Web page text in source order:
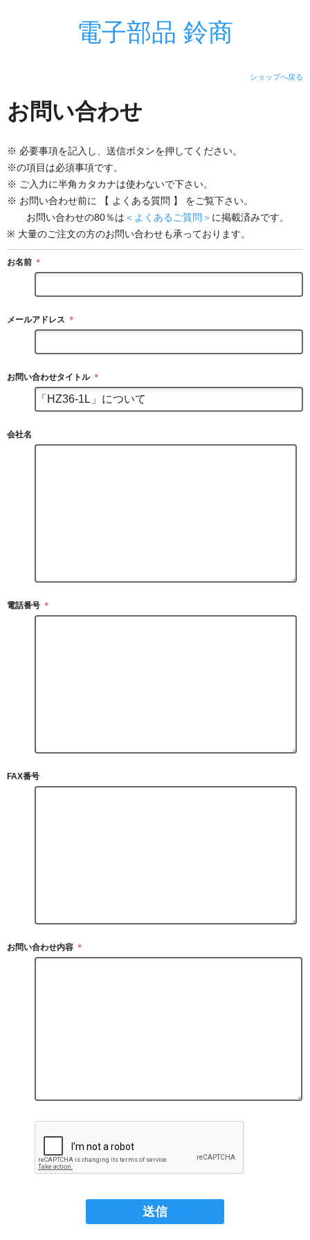
電子部品 鈴商
ショップへ戻る
お問い合わせ
※ 必要事項を記入し、送信ボタンを押してください。
※の項目は必須事項です。
※ ご入力に半角カタカナは使わないで下さい。
※ お問い合わせ前に 【 よくある質問 】 をご覧下さい。
お問い合わせの80％は ＜よくあるご質問＞ に掲載済みです。
※ 大量のご注文の方のお問い合わせも承っております。
お名前 ＊
メールアドレス ＊
お問い合わせタイトル ＊
会社名
電話番号 ＊
FAX番号
お問い合わせ内容 ＊